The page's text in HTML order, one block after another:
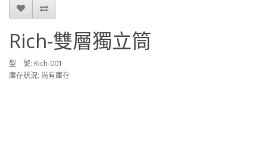
Rich-雙層獨立筒
型 號: Rich-001
庫存狀況: 尚有庫存